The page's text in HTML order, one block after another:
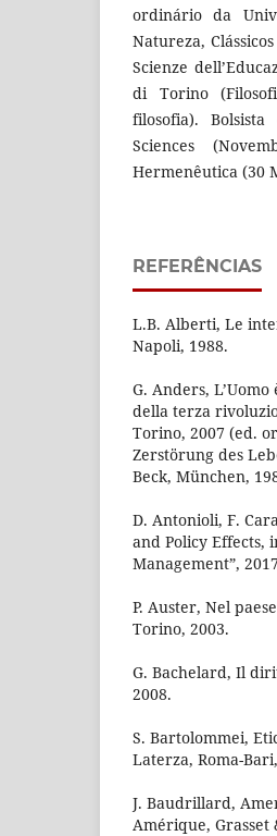
ordinário da
Natureza,
Scienze
di Torino
filosofia).
Sciences
Hermenêutica (30
REFERÊNCIAS
L.B. Alberti, Le
Napoli, 1988.
G. Anders,
della terza
Torino, 2007 (ed.
Zerstörung des
Beck, München,
D. Antonioli, F.
and Policy Effects,
Management”,
P. Auster, Nel
Torino, 2003.
G. Bachelard, Il
2008.
S. Bartolommei,
Laterza, Roma-
J. Baudrillard,
Amérique, Grasset